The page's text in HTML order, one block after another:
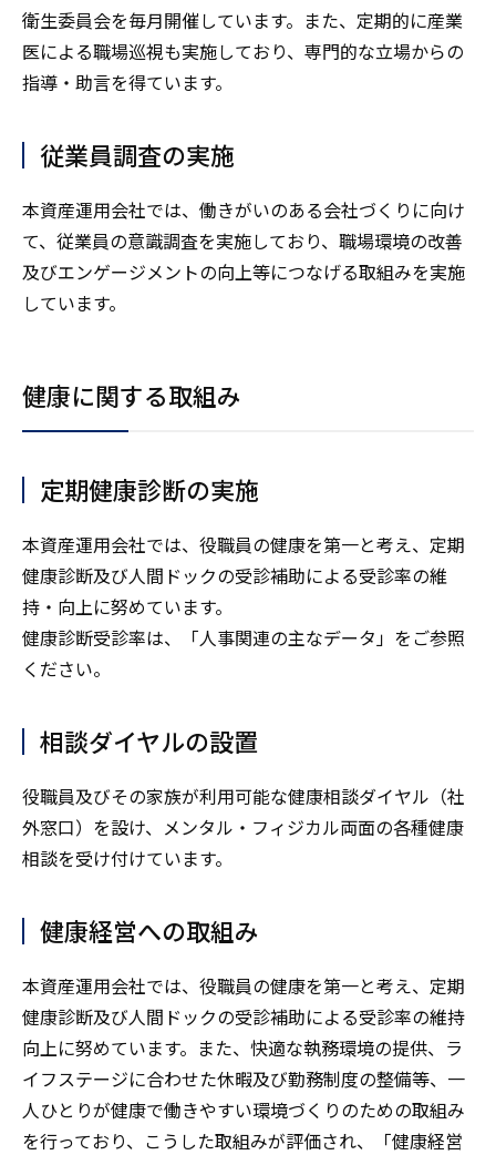
衛生委員会を毎月開催しています。また、定期的に産業
医による職場巡視も実施しており、専門的な立場からの
指導・助言を得ています。
従業員調査の実施
本資産運用会社では、働きがいのある会社づくりに向け
て、従業員の意識調査を実施しており、職場環境の改善
及びエンゲージメントの向上等につなげる取組みを実施
しています。
健康に関する取組み
定期健康診断の実施
本資産運用会社では、役職員の健康を第一と考え、定期
健康診断及び人間ドックの受診補助による受診率の維
持・向上に努めています。
健康診断受診率は、「人事関連の主なデータ」をご参照
ください。
相談ダイヤルの設置
役職員及びその家族が利用可能な健康相談ダイヤル（社
外窓口）を設け、メンタル・フィジカル両面の各種健康
相談を受け付けています。
健康経営への取組み
本資産運用会社では、役職員の健康を第一と考え、定期
健康診断及び人間ドックの受診補助による受診率の維持
向上に努めています。また、快適な執務環境の提供、ラ
イフステージに合わせた休暇及び勤務制度の整備等、一
人ひとりが健康で働きやすい環境づくりのための取組み
を行っており、こうした取組みが評価され、「健康経営